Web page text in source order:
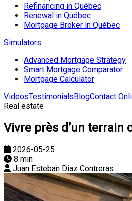
Refinancing in Québec
Renewal in Québec
Mortgage Broker in Québec
Simulators
Advanced Mortgage Strategy
Smart Mortgage Comparator
Mortgage Calculator
VideosTestimonialsBlogContact
Real estate
Vivre près d’un terrain
2026-05-25
8 min
Juan Esteban Diaz Contreras